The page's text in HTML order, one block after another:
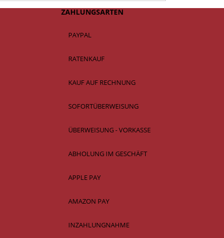
ZAHLUNGSARTEN
PAYPAL
RATENKAUF
KAUF AUF RECHNUNG
SOFORTÜBERWEISUNG
ÜBERWEISUNG - VORKASSE
ABHOLUNG IM GESCHÄFT
APPLE PAY
AMAZON PAY
INZAHLUNGNAHME